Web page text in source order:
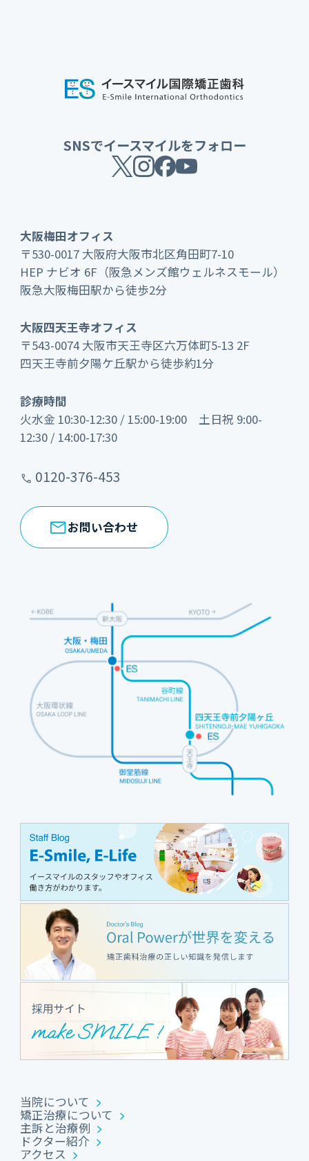
SNSでイースマイルをフォロー
大阪梅田オフィス
〒530-0017 大阪府大阪市北区角田町7-10
HEP ナビオ 6F（阪急メンズ館ウェルネスモール）
阪急大阪梅田駅から徒歩2分
大阪四天王寺オフィス
〒543-0074 大阪市天王寺区六万体町5-13 2F
四天王寺前夕陽ケ丘駅から徒歩約1分
診療時間
火水金 10:30-12:30 / 15:00-19:00 土日祝 9:00-
12:30 / 14:00-17:30
0120-376-453
お問い合わせ
当院について
矯正治療について
主訴と治療例
ドクター紹介
アクセス